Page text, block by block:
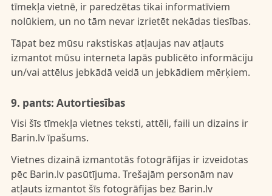
tīmekļa vietnē, ir paredzētas tikai informatīviem
nolūkiem, un no tām nevar izrietēt nekādas tiesības.
Tāpat bez mūsu rakstiskas atļaujas nav atļauts
izmantot mūsu interneta lapās publicēto informāciju
un/vai attēlus jebkādā veidā un jebkādiem mērķiem.
9. pants: Autortiesības
Visi šīs tīmekļa vietnes teksti, attēli, faili un dizains ir
Barin.lv īpašums.
Vietnes dizainā izmantotās fotogrāfijas ir izveidotas
pēc Barin.lv pasūtījuma. Trešajām personām nav
atļauts izmantot šīs fotogrāfijas bez Barin.lv